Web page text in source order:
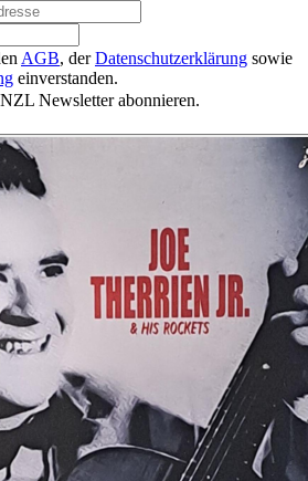
AGB, derDatenschutzerklärung sowie
einverstanden.
Newsletter abonnieren.